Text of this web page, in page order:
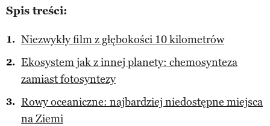
Spis treści:
Niezwykły film z głębokości 10 kilometrów
Ekosystem jak z innej planety: chemosynteza
zamiast fotosyntezy
Rowy oceaniczne: najbardziej niedostępne miejsca
na Ziemi